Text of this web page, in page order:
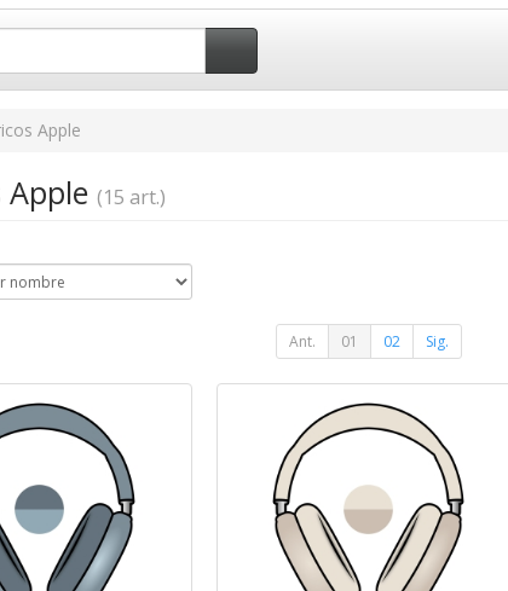
Apple
Apple (15 art.)
Ant. 01 02 Sig.